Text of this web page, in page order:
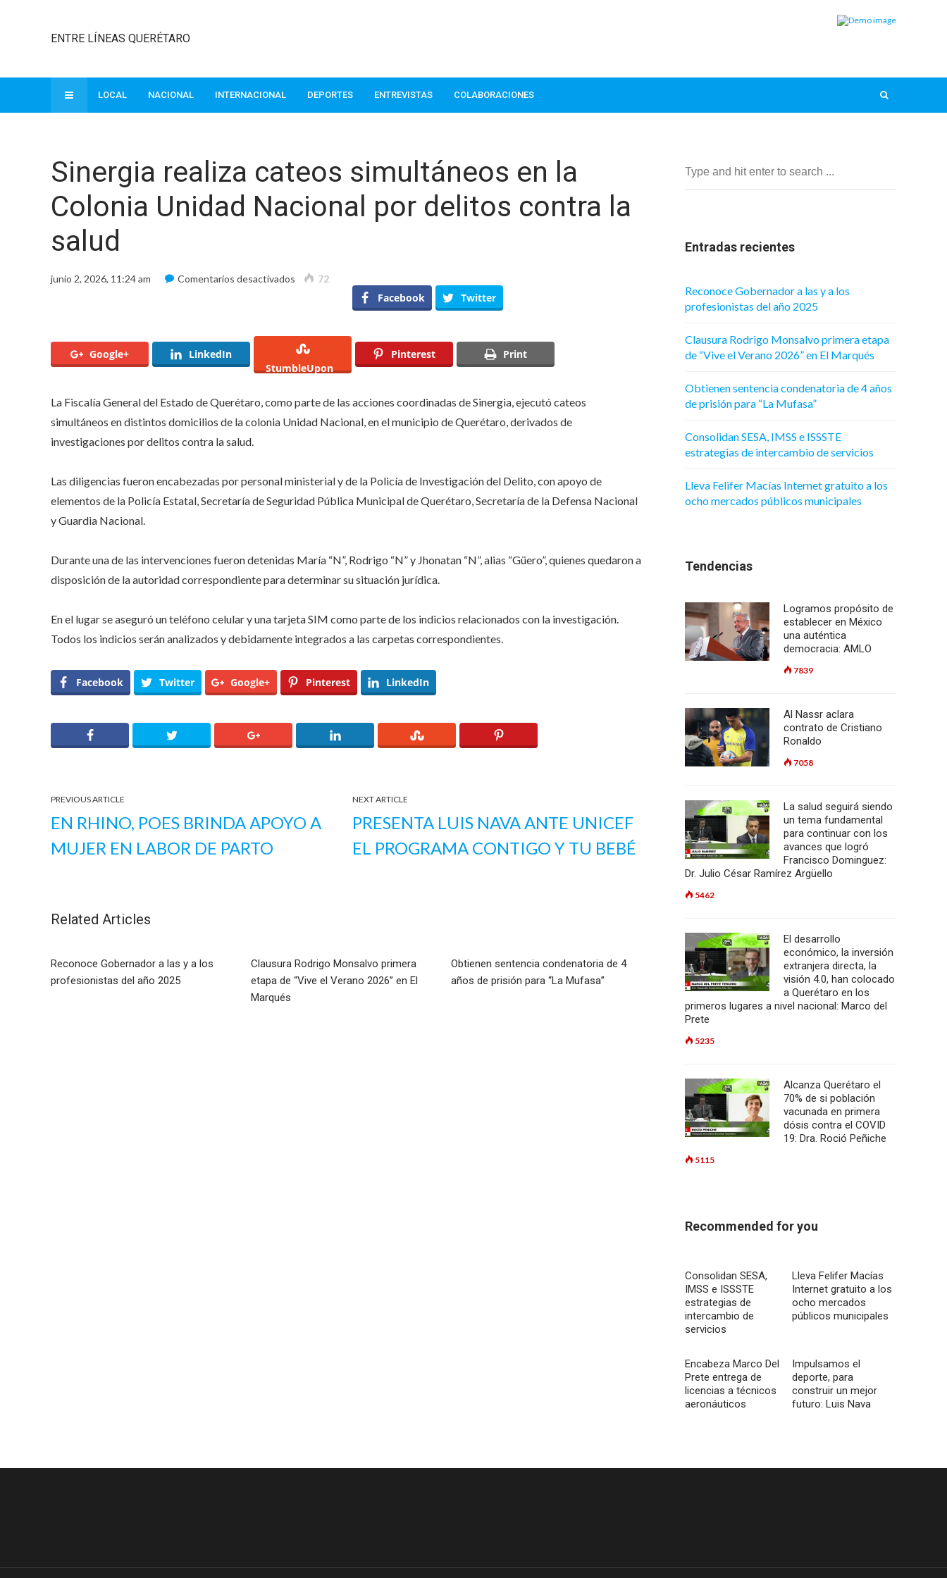
ENTRE LÍNEAS QUERÉTARO
LOCAL NACIONAL INTERNACIONAL DEPORTES ENTREVISTAS COLABORACIONES
Sinergia realiza cateos simultáneos en la
Colonia Unidad Nacional por delitos contra la
salud
junio 2, 2026, 11:24 am Comentarios desactivados en
en
la
Colonia
Unidad
delitos
contra
72
Facebook Twitter
Google+
LinkedIn
StumbleUpon
Pinterest Print
La Fiscalía General del Estado de Querétaro, como parte de las acciones coordinadas de Sinergia, ejecutó cateos
simultáneos en distintos domicilios de la colonia Unidad Nacional, en el municipio de Querétaro, derivados de
investigaciones por delitos contra la salud.
Las diligencias fueron encabezadas por personal ministerial y de la Policía de Investigación del Delito, con apoyo de
elementos de la Policía Estatal, Secretaría de Seguridad Pública Municipal de Querétaro, Secretaría de la Defensa Nacional
y Guardia Nacional.
Durante una de las intervenciones fueron detenidas María “N”, Rodrigo “N” y Jhonatan “N”, alias “Güero”, quienes quedaron a
disposición de la autoridad correspondiente para determinar su situación jurídica.
En el lugar se aseguró un teléfono celular y una tarjeta SIM como parte de los indicios relacionados con la investigación.
Todos los indicios serán analizados y debidamente integrados a las carpetas correspondientes.
Facebook Twitter Google+ Pinterest LinkedIn
PREVIOUS ARTICLE
EN RHINO, POES BRINDA APOYO A
MUJER EN LABOR DE PARTO
NEXT ARTICLE
PRESENTA LUIS NAVA ANTE UNICEF
EL PROGRAMA CONTIGO Y TU BEBÉ
Related Articles
Reconoce Gobernador a las y a los
profesionistas del año 2025
Clausura Rodrigo Monsalvo primera
etapa de “Vive el Verano 2026” en El
Marqués
Obtienen sentencia condenatoria de 4
años de prisión para “La Mufasa”
Entradas recientes
Reconoce Gobernador a las y a los
profesionistas del año 2025
Clausura Rodrigo Monsalvo primera etapa
de “Vive el Verano 2026” en El Marqués
Obtienen sentencia condenatoria de 4 años
de prisión para “La Mufasa”
Consolidan SESA, IMSS e ISSSTE
estrategias de intercambio de servicios
Lleva Felifer Macías Internet gratuito a los
ocho mercados públicos municipales
Tendencias
Logramos propósito de
establecer en México
una auténtica
democracia: AMLO
7839
Al Nassr aclara
contrato de Cristiano
Ronaldo
7058
La salud seguirá siendo
un tema fundamental
para continuar con los
avances que logró
Francisco Dominguez:
Dr. Julio César Ramírez Argüello
5462
El desarrollo
económico, la inversión
extranjera directa, la
visión 4.0, han colocado
a Querétaro en los
primeros lugares a nivel nacional: Marco del
Prete
5235
Alcanza Querétaro el
70% de si población
vacunada en primera
dósis contra el COVID
19: Dra. Roció Peñiche
5115
Recommended for you
Consolidan SESA,
IMSS e ISSSTE
estrategias de
intercambio de
servicios
Lleva Felifer Macías
Internet gratuito a los
ocho mercados
públicos municipales
Encabeza Marco Del
Prete entrega de
licencias a técnicos
aeronáuticos
Impulsamos el
deporte, para
construir un mejor
futuro: Luis Nava